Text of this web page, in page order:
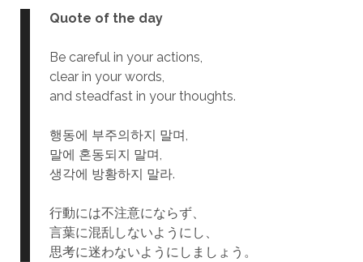
Quote of the day
Be careful in your actions,
clear in your words,
and steadfast in your thoughts.
행동에 부주의하지 말며,
말에 혼동되지 말며,
생각에 방황하지 말라.
行動には不注意にならず、
言葉に混乱しないようにし、
思考に迷わないようにしましょう。